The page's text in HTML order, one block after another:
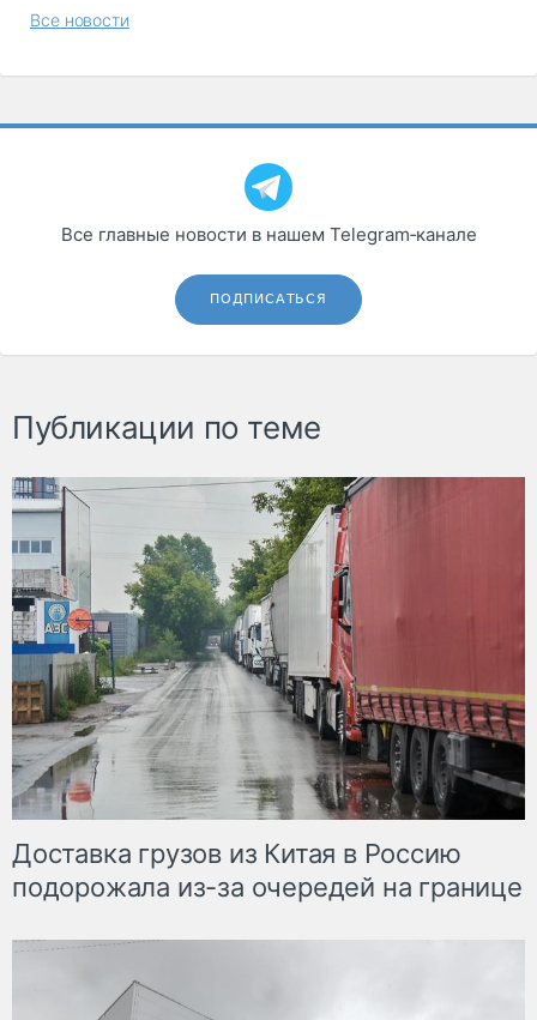
Все новости
Все главные новости в нашем Telegram‑канале
ПОДПИСАТЬСЯ
Публикации по теме
Доставка грузов из Китая в Россию
подорожала из-за очередей на границе